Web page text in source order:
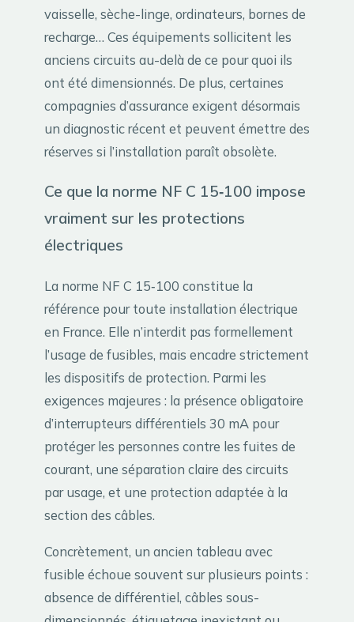
vaisselle, sèche-linge, ordinateurs, bornes de
recharge… Ces équipements sollicitent les
anciens circuits au-delà de ce pour quoi ils
ont été dimensionnés. De plus, certaines
compagnies d’assurance exigent désormais
un diagnostic récent et peuvent émettre des
réserves si l’installation paraît obsolète.
Ce que la norme NF C 15‑100 impose
vraiment sur les protections
électriques
La norme NF C 15‑100 constitue la
référence pour toute installation électrique
en France. Elle n’interdit pas formellement
l’usage de fusibles, mais encadre strictement
les dispositifs de protection. Parmi les
exigences majeures : la présence obligatoire
d’interrupteurs différentiels 30 mA pour
protéger les personnes contre les fuites de
courant, une séparation claire des circuits
par usage, et une protection adaptée à la
section des câbles.
Concrètement, un ancien tableau avec
fusible échoue souvent sur plusieurs points :
absence de différentiel, câbles sous-